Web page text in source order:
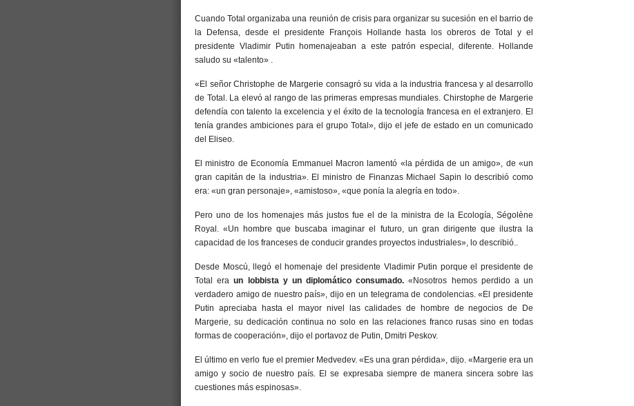
Cuando Total organizaba una reunión de crisis para organizar su sucesión en el barrio de
la Defensa, desde el presidente François Hollande hasta los obreros de Total y el
presidente Vladimir Putin homenajeaban a este patrón especial, diferente. Hollande
saludo su «talento» .
«El señor Christophe de Margerie consagró su vida a la industria francesa y al desarrollo
de Total. La elevó al rango de las primeras empresas mundiales. Chirstophe de Margerie
defendía con talento la excelencia y el éxito de la tecnología francesa en el extranjero. El
tenía grandes ambiciones para el grupo Total», dijo el jefe de estado en un comunicado
del Eliseo.
El ministro de Economía Emmanuel Macron lamentó «la pérdida de un amigo», de «un
gran capitán de la industria». El ministro de Finanzas Michael Sapin lo describió como
era: «un gran personaje», «amistoso», «que ponía la alegría en todo».
Pero uno de los homenajes más justos fue el de la ministra de la Ecología, Ségolène
Royal. «Un hombre que buscaba imaginar el futuro, un gran dirigente que ilustra la
capacidad de los franceses de conducir grandes proyectos industriales», lo describió..
Desde Moscú, llegó el homenaje del presidente Vladimir Putin porque el presidente de
Total eraun lobbista y un diplomático consumado.«Nosotros hemos perdido a un
verdadero amigo de nuestro país», dijo en un telegrama de condolencias. «El presidente
Putin apreciaba hasta el mayor nivel las calidades de hombre de negocios de De
Margerie, su dedicación continua no solo en las relaciones franco rusas sino en todas
formas de cooperación», dijo el portavoz de Putin, Dmitri Peskov.
El último en verlo fue el premier Medvedev. «Es una gran pérdida», dijo. «Margerie era un
amigo y socio de nuestro país. El se expresaba siempre de manera sincera sobre las
cuestiones más espinosas».